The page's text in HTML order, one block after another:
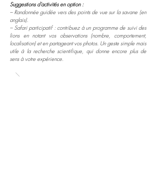
Suggestions d’activités en option :
– Randonnée guidée vers des points de vue sur la savane (en
anglais).
– Safari participatif : contribuez à un programme de suivi des
lions en notant vos observations (nombre, comportement,
localisation) et en partageant vos photos. Un geste simple mais
utile à la recherche scientifique, qui donne encore plus de
sens à votre expérience.